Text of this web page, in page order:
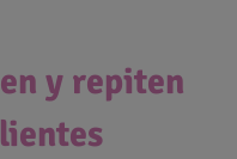
y repiten